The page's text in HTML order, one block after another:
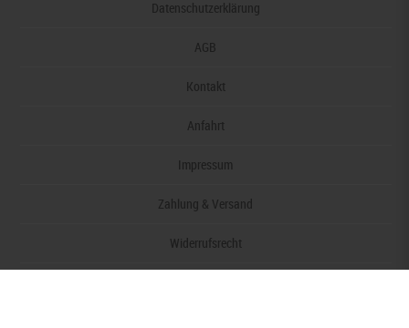
Datenschutzerklärung
AGB
Kontakt
Anfahrt
Impressum
Zahlung & Versand
Widerrufsrecht